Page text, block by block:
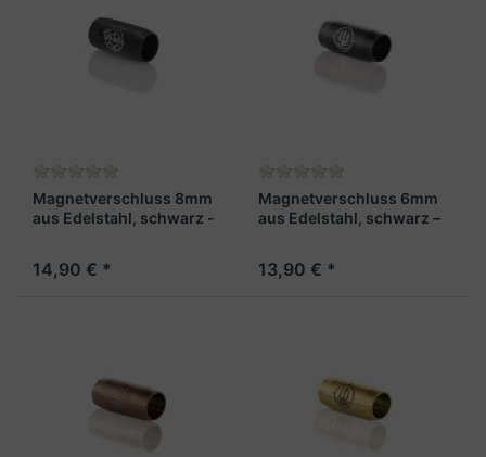
Magnetverschluss 8mm
aus Edelstahl, schwarz -
14,90 € *
Magnetverschluss 6mm
aus Edelstahl, schwarz –
13,90 € *